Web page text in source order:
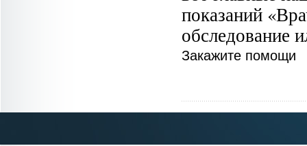
показаний
обследование
Закажите помощи